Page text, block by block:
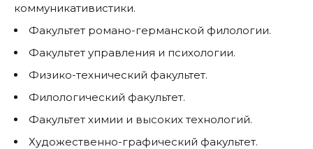
коммуникативистики.
Факультет романо-германской филологии.
Факультет управления и психологии.
Физико-технический факультет.
Филологический факультет.
Факультет химии и высоких технологий.
Художественно-графический факультет.